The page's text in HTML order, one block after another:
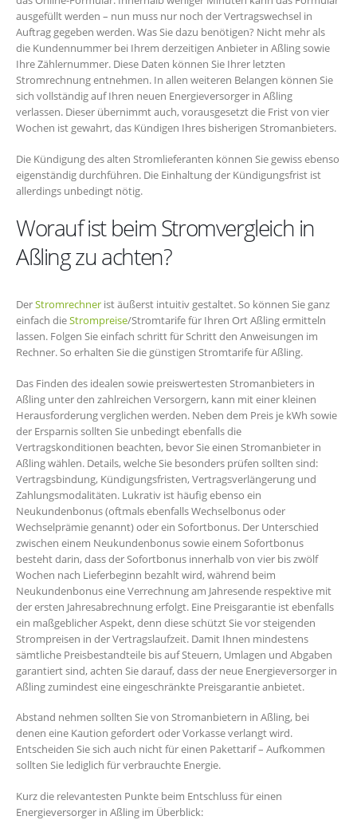
ausgefüllt werden – nun muss nur noch der Vertragswechsel in
Auftrag gegeben werden. Was Sie dazu benötigen? Nicht mehr als
die Kundennummer bei Ihrem derzeitigen Anbieter in Aßling sowie
Ihre Zählernummer. Diese Daten können Sie Ihrer letzten
Stromrechnung entnehmen. In allen weiteren Belangen können Sie
sich vollständig auf Ihren neuen Energieversorger in Aßling
verlassen. Dieser übernimmt auch, vorausgesetzt die Frist von vier
Wochen ist gewahrt, das Kündigen Ihres bisherigen Stromanbieters.
Die Kündigung des alten Stromlieferanten können Sie gewiss ebenso
eigenständig durchführen. Die Einhaltung der Kündigungsfrist ist
allerdings unbedingt nötig.
Worauf ist beim Stromvergleich in
Aßling zu achten?
DerStromrechner ist äußerst intuitiv gestaltet. So können Sie ganz
einfach dieStrompreise/Stromtarife für Ihren Ort Aßling ermitteln
lassen. Folgen Sie einfach schritt für Schritt den Anweisungen im
Rechner. So erhalten Sie die günstigen Stromtarife für Aßling.
Das Finden des idealen sowie preiswertesten Stromanbieters in
Aßling unter den zahlreichen Versorgern, kann mit einer kleinen
Herausforderung verglichen werden. Neben dem Preis je kWh sowie
der Ersparnis sollten Sie unbedingt ebenfalls die
Vertragskonditionen beachten, bevor Sie einen Stromanbieter in
Aßling wählen. Details, welche Sie besonders prüfen sollten sind:
Vertragsbindung, Kündigungsfristen, Vertragsverlängerung und
Zahlungsmodalitäten. Lukrativ ist häufig ebenso ein
Neukundenbonus (oftmals ebenfalls Wechselbonus oder
Wechselprämie genannt) oder ein Sofortbonus. Der Unterschied
zwischen einem Neukundenbonus sowie einem Sofortbonus
besteht darin, dass der Sofortbonus innerhalb von vier bis zwölf
Wochen nach Lieferbeginn bezahlt wird, während beim
Neukundenbonus eine Verrechnung am Jahresende respektive mit
der ersten Jahresabrechnung erfolgt. Eine Preisgarantie ist ebenfalls
ein maßgeblicher Aspekt, denn diese schützt Sie vor steigenden
Strompreisen in der Vertragslaufzeit. Damit Ihnen mindestens
sämtliche Preisbestandteile bis auf Steuern, Umlagen und Abgaben
garantiert sind, achten Sie darauf, dass der neue Energieversorger in
Aßling zumindest eine eingeschränkte Preisgarantie anbietet.
Abstand nehmen sollten Sie von Stromanbietern in Aßling, bei
denen eine Kaution gefordert oder Vorkasse verlangt wird.
Entscheiden Sie sich auch nicht für einen Pakettarif – Aufkommen
sollten Sie lediglich für verbrauchte Energie.
Kurz die relevantesten Punkte beim Entschluss für einen
Energieversorger in Aßling im Überblick: